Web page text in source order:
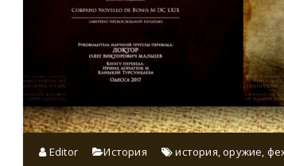
Editor История история,оружие,